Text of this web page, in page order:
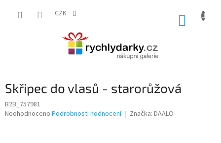
CZK
Skřipec do vlasů - starorůžová
B2B_757981
Průměrné
Neohodnoceno Podrobnosti hodnocení Značka: DAALO